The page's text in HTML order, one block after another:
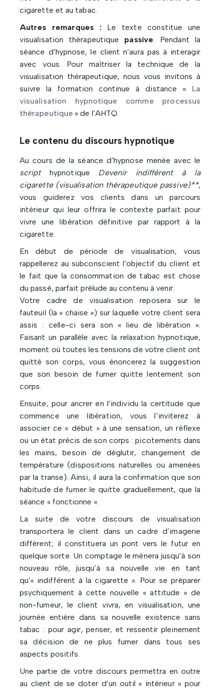
cigarette et au tabac.
Autres remarques :Le texte constitue une
visualisation thérapeutique passive. Pendant la
séance d’hypnose, le client n’aura pas à interagir
avec vous. Pour maîtriser la technique de la
visualisation thérapeutique, nous vous invitons à
suivre la formation continue à distance « La
visualisation hypnotique comme processus
thérapeutique » de l’AHTQ.
Le contenu du discours hypnotique
Au cours de la séance d’hypnose menée avec le
scripthypnotique Devenir indifférent à la
cigarette (visualisation thérapeutique passive)**,
vous guiderez vos clients dans un parcours
intérieur qui leur offrira le contexte parfait pour
vivre une libération définitive par rapport à la
cigarette.
En début de période de visualisation, vous
rappellerez au subconscient l’objectif du client et
le fait que la consommation de tabac est chose
du passé, parfait prélude au contenu à venir.
Votre cadre de visualisation reposera sur le
fauteuil (la « chaise ») sur laquelle votre client sera
assis : celle-ci sera son « lieu de libération ».
Faisant un parallèle avec la relaxation hypnotique,
moment où toutes les tensions de votre client ont
quitté son corps, vous énoncerez la suggestion
que son besoin de fumer quitte lentement son
corps.
Ensuite, pour ancrer en l’individu la certitude que
commence une libération, vous l’inviterez à
associer ce « début » à une sensation, un réflexe
ou un état précis de son corps : picotements dans
les mains, besoin de déglutir, changement de
température (dispositions naturelles ou amenées
par la transe). Ainsi, il aura la confirmation que son
habitude de fumer le quitte graduellement, que la
séance « fonctionne ».
La suite de votre discours de visualisation
transportera le client dans un cadre d’imagerie
différent; il constituera un pont vers le futur en
quelque sorte. Un comptage le mènera jusqu’à son
nouveau rôle, jusqu’à sa nouvelle vie en tant
qu’« indifférent à la cigarette ». Pour se préparer
psychiquement à cette nouvelle « attitude » de
non-fumeur, le client vivra, en visualisation, une
journée entière dans sa nouvelle existence sans
tabac : pour agir, penser, et ressentir pleinement
sa décision de ne plus fumer dans tous ses
aspects positifs.
Une partie de votre discours permettra en outre
au client de se doter d’un outil « intérieur » pour